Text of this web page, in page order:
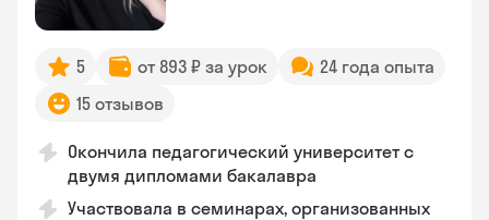
5 от 893 ₽ за урок
24 года опыта
15 отзывов
Окончила педагогический университет с
двумя дипломами бакалавра
Участвовала в семинарах, организованных